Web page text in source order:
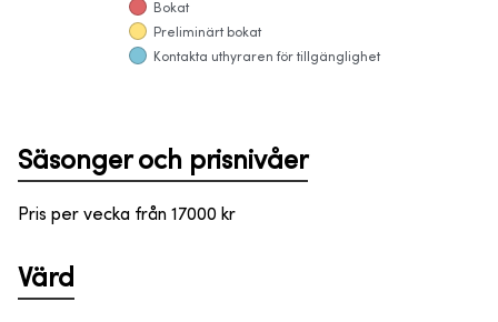
Bokat
Preliminärt bokat
Kontakta uthyraren för tillgänglighet
Säsonger och prisnivåer
Pris per vecka från 17000 kr
Värd